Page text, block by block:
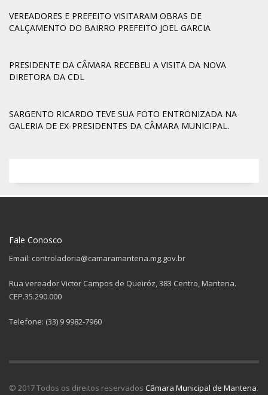
VEREADORES E PREFEITO VISITARAM OBRAS DE
CALÇAMENTO DO BAIRRO PREFEITO JOEL GARCIA
PRESIDENTE DA CÂMARA RECEBEU A VISITA DA NOVA
DIRETORA DA CDL
SARGENTO RICARDO TEVE SUA FOTO ENTRONIZADA NA
GALERIA DE EX-PRESIDENTES DA CÂMARA MUNICIPAL.
Fale Conosco
Email: controladoria@camaramantena.mg.gov.br
Rua vereador Victor Campos de Queiróz, 383 Centro, Mantena.
CEP.35.290.000
Telefone: (33) 9 9982-7960
© 2017 Todos os direitos reservados Câmara Municipal de Mantena.